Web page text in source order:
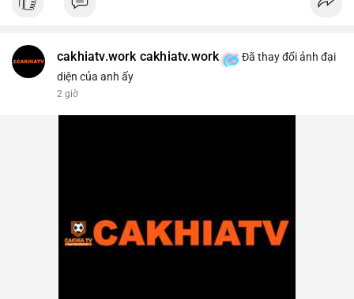
cakhiatv.work cakhiatv.work
Đã thay đổi ảnh đại
diện của anh ấy
2 giờ